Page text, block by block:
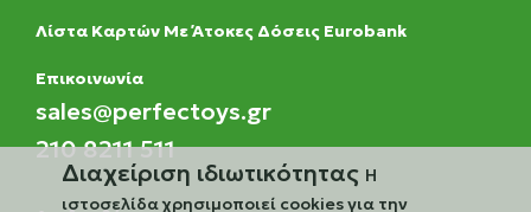
Λίστα Καρτών Με Άτοκες Δόσεις Eurobank
Eπικοινωνία
sales@perfectoys.gr
210 8211 511
Διαχείριση ιδιωτικότητας Η
ιστοσελίδα χρησιμοποιεί cookies για την